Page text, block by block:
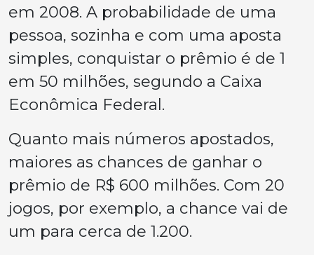
em 2008. A probabilidade de uma
pessoa, sozinha e com uma aposta
simples, conquistar o prêmio é de 1
em 50 milhões, segundo a Caixa
Econômica Federal.
Quanto mais números apostados,
maiores as chances de ganhar o
prêmio de R$ 600 milhões. Com 20
jogos, por exemplo, a chance vai de
um para cerca de 1.200.